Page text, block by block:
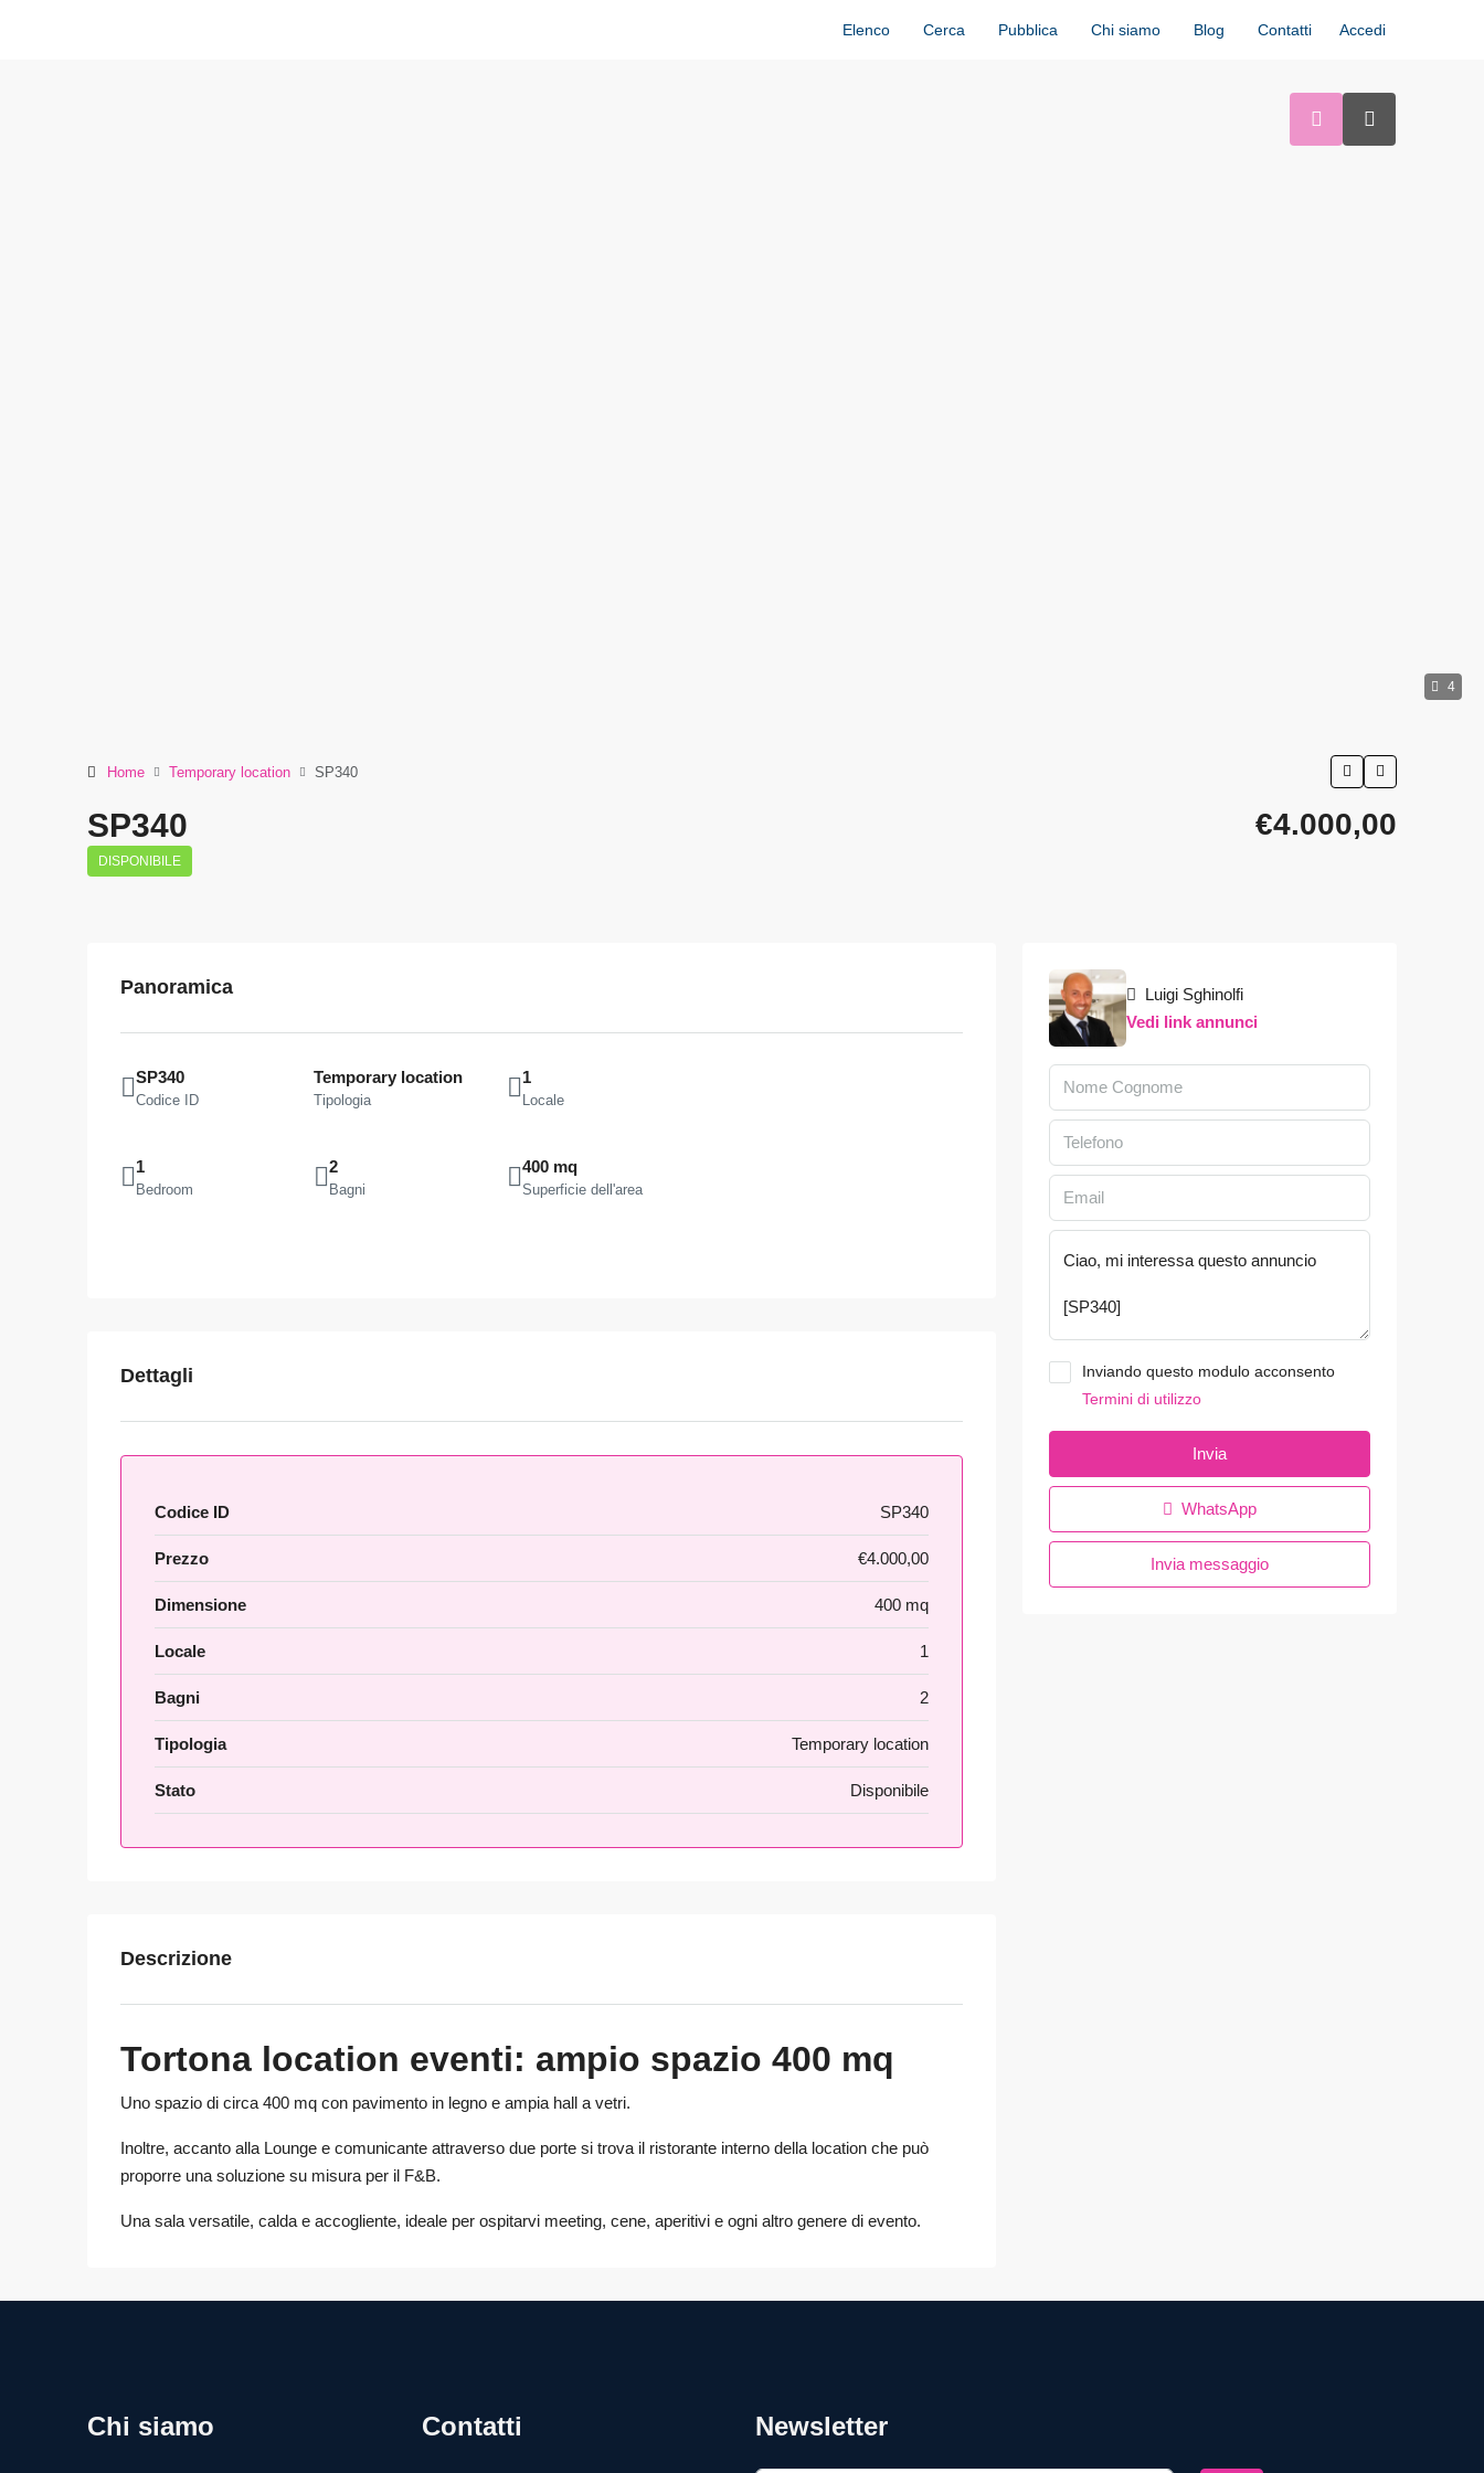
Elenco Cerca Pubblica Chi siamo Blog Contatti Accedi
4
Home Temporary location SP340
SP340
DISPONIBILE
€4.000,00
Panoramica
SP340
Codice ID
Temporary location
Tipologia
1
Locale
1
Bedroom
2
Bagni
400 mq
Superficie dell'area
Dettagli
Codice ID SP340
Prezzo €4.000,00
Dimensione 400 mq
Locale 1
Bagni 2
Tipologia Temporary location
Stato Disponibile
Descrizione
Tortona location eventi: ampio spazio 400 mq
Uno spazio di circa 400 mq con pavimento in legno e ampia hall a vetri.
Inoltre, accanto alla Lounge e comunicante attraverso due porte si trova il ristorante interno della location che può
proporre una soluzione su misura per il F&B.
Una sala versatile, calda e accogliente, ideale per ospitarvi meeting, cene, aperitivi e ogni altro genere di evento.
Luigi Sghinolfi
Vedi link annunci
Inviando questo modulo acconsento
Termini di utilizzo
Invia
WhatsApp
Invia messaggio
Chi siamo Contatti Newsletter